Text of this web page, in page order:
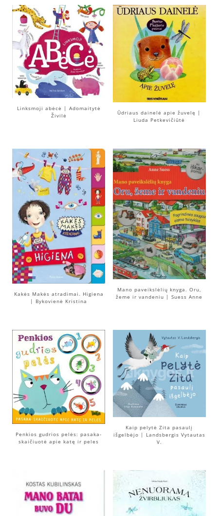
Linksmoji abėcė | Adomaitytė
Živilė
Ūdriaus dainelė apie žuvelę |
Liuda Petkevičiūtė
Kakės Makės atradimai. Higiena
| Bykovienė Kristina
Mano paveikslėlių knyga. Oru,
žeme ir vandeniu | Suess Anne
Penkios gudrios pelės: pasaka-
skaičiuotė apie katę ir peles
Kaip pelytė Zita pasaulį
išgelbėjo | Landsbergis Vytautas
V.